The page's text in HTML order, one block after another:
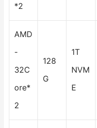
*2
AMD
-
32C
ore*
2
128
G
1T
NVM
E